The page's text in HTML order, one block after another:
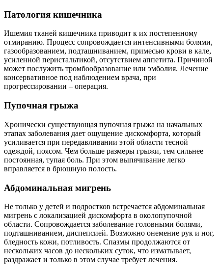
Патология кишечника
Ишемия тканей кишечника приводит к их постепенному
отмиранию. Процесс сопровождается интенсивными болями,
газообразованием, подташниванием, примесью крови в кале,
усиленной перистальтикой, отсутствием аппетита. Причиной
может послужить тромбообразование или эмболия. Лечение
консервативное под наблюдением врача, при
прогрессировании – операция.
Пупочная грыжа
Хронически существующая пупочная грыжа на начальных
этапах заболевания дает ощущение дискомфорта, который
усиливается при передавливании этой области тесной
одеждой, поясом. Чем больше размеры грыжи, тем сильнее
постоянная, тупая боль. При этом выпячивание легко
вправляется в брюшную полость.
Абдоминальная мигрень
Не только у детей и подростков встречается абдоминальная
мигрень с локализацией дискомфорта в околопупочной
области. Сопровождается заболевание головными болями,
подташниванием, диспепсией. Возможно онемение рук и ног,
бледность кожи, потливость. Спазмы продолжаются от
нескольких часов до нескольких суток, что изматывает,
раздражает и только в этом случае требует лечения.